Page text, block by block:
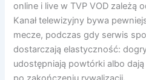
online i live w TVP VOD zależą
Kanał telewizyjny bywa
mecze, podczas gdy serwis
dostarczają elastyczność:
udostępniają powtórki albo